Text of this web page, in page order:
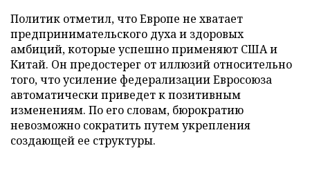
Политик отметил, что Европе не хватает
предпринимательского духа и здоровых
амбиций, которые успешно применяют США и
Китай. Он предостерег от иллюзий относительно
того, что усиление федерализации Евросоюза
автоматически приведет к позитивным
изменениям. По его словам, бюрократию
невозможно сократить путем укрепления
создающей ее структуры.